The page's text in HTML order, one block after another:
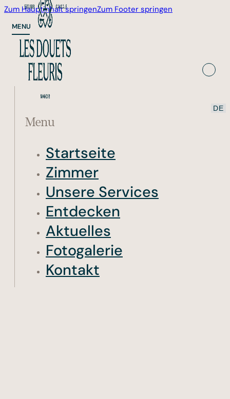
Zum Hauptinhalt springenZum Footer springen
MENU
Menu
Startseite
Zimmer
Unsere Services
Entdecken
Aktuelles
Fotogalerie
Kontakt